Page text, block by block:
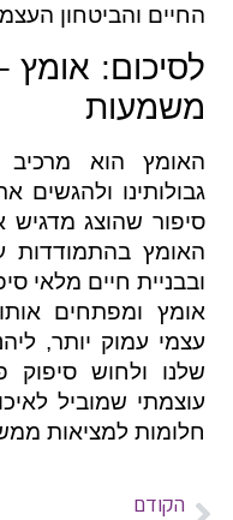
החיים והביטחון
לסיכום:
משמעות
האומץ הוא מרכיב
גבולותינו ולהגשים
סיפור שהוצג
האומץ בהתמודדות
ובבניית חיים מלאי
אומץ ומפתחים
עצמי עמוק יותר,
שלנו ולחוש סיפוק
עוצמתי שמוביל
חלומות למציאות
הקודם